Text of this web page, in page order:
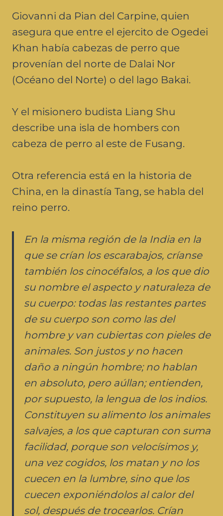
Giovanni da Pian del Carpine, quien
asegura que entre el ejercito de Ogedei
Khan había cabezas de perro que
provenían del norte de Dalai Nor
(Océano del Norte) o del lago Bakai.
Y el misionero budista Liang Shu
describe una isla de hombers con
cabeza de perro al este de Fusang.
Otra referencia está en la historia de
China, en la dinastía Tang, se habla del
reino perro.
En la misma región de la India en la
que se crían los escarabajos, críanse
también los cinocéfalos, a los que dio
su nombre el aspecto y naturaleza de
su cuerpo: todas las restantes partes
de su cuerpo son como las del
hombre y van cubiertas con pieles de
animales. Son justos y no hacen
daño a ningún hombre; no hablan
en absoluto, pero aúllan; entienden,
por supuesto, la lengua de los indios.
Constituyen su alimento los animales
salvajes, a los que capturan con suma
facilidad, porque son velocísimos y,
una vez cogidos, los matan y no los
cuecen en la lumbre, sino que los
cuecen exponiéndolos al calor del
sol, después de trocearlos. Crían